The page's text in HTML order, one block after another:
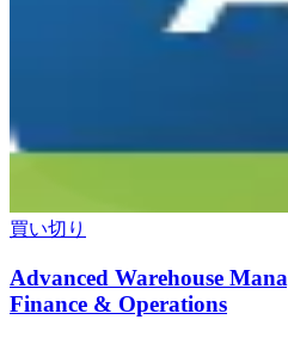
買い切り
Advanced Warehouse
Finance & Operations